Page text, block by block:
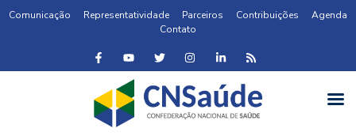
Comunicação Representatividade Parceiros Contribuições
Agenda
Contato